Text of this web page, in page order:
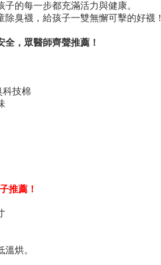
子的每一步都充滿活力與健康。
臭襪，給孩子一雙無懈可擊的好襪！
，眾醫師齊聲推薦！
科技棉
推薦！
烘。